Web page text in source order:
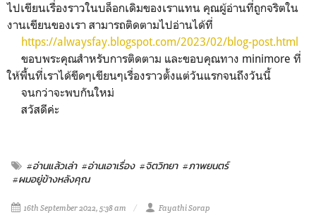
ไปเขียนเรื่องราวในบล็อกเดิมของเราแทน คุณผู้อ่านที่ถูกจริตใน
งานเขียนของเรา สามารถติดตามไปอ่านได้ที่
https://alwaysfay.blogspot.com/2023/02/blog-post.html
ขอบพระคุณสำหรับการติดตาม และขอบคุณทาง minimore ที่
ให้พื้นที่เราได้ขีดๆเขียนๆเรื่องราวตั้งแต่วันแรกจนถึงวันนี้
จนกว่าจะพบกันใหม่
สวัสดีค่ะ
#อ่านแล้วเล่า #อ่านเอาเรื่อง #จิตวิทยา #ภาพยนตร์
#ผมอยู่ข้างหลังคุณ
16th September 2022, 5:38 am Fayathi Sorap